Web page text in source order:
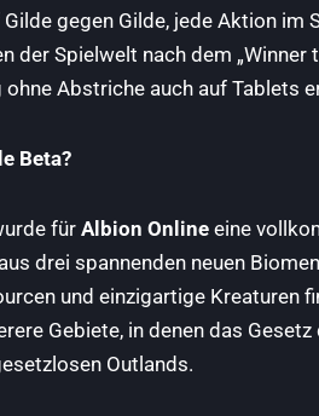
gegen Gilde, jede Aktion im
der Spielwelt nach dem „Winner
ohne Abstriche auch auf Tablets
Beta?
für Albion Online eine
drei spannenden neuen
und einzigartige Kreaturen
Gebiete, in denen das
Outlands.